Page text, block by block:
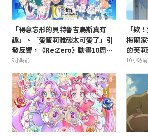
「得意忘形的貝特魯吉烏斯真有
趣」、「愛蜜莉雅碳太可愛了」引
發反響，《Re:Zero》動畫10周年
紀念活動視覺圖解禁
9小時前
「欸
梅爾
的芙
的角
10小時前